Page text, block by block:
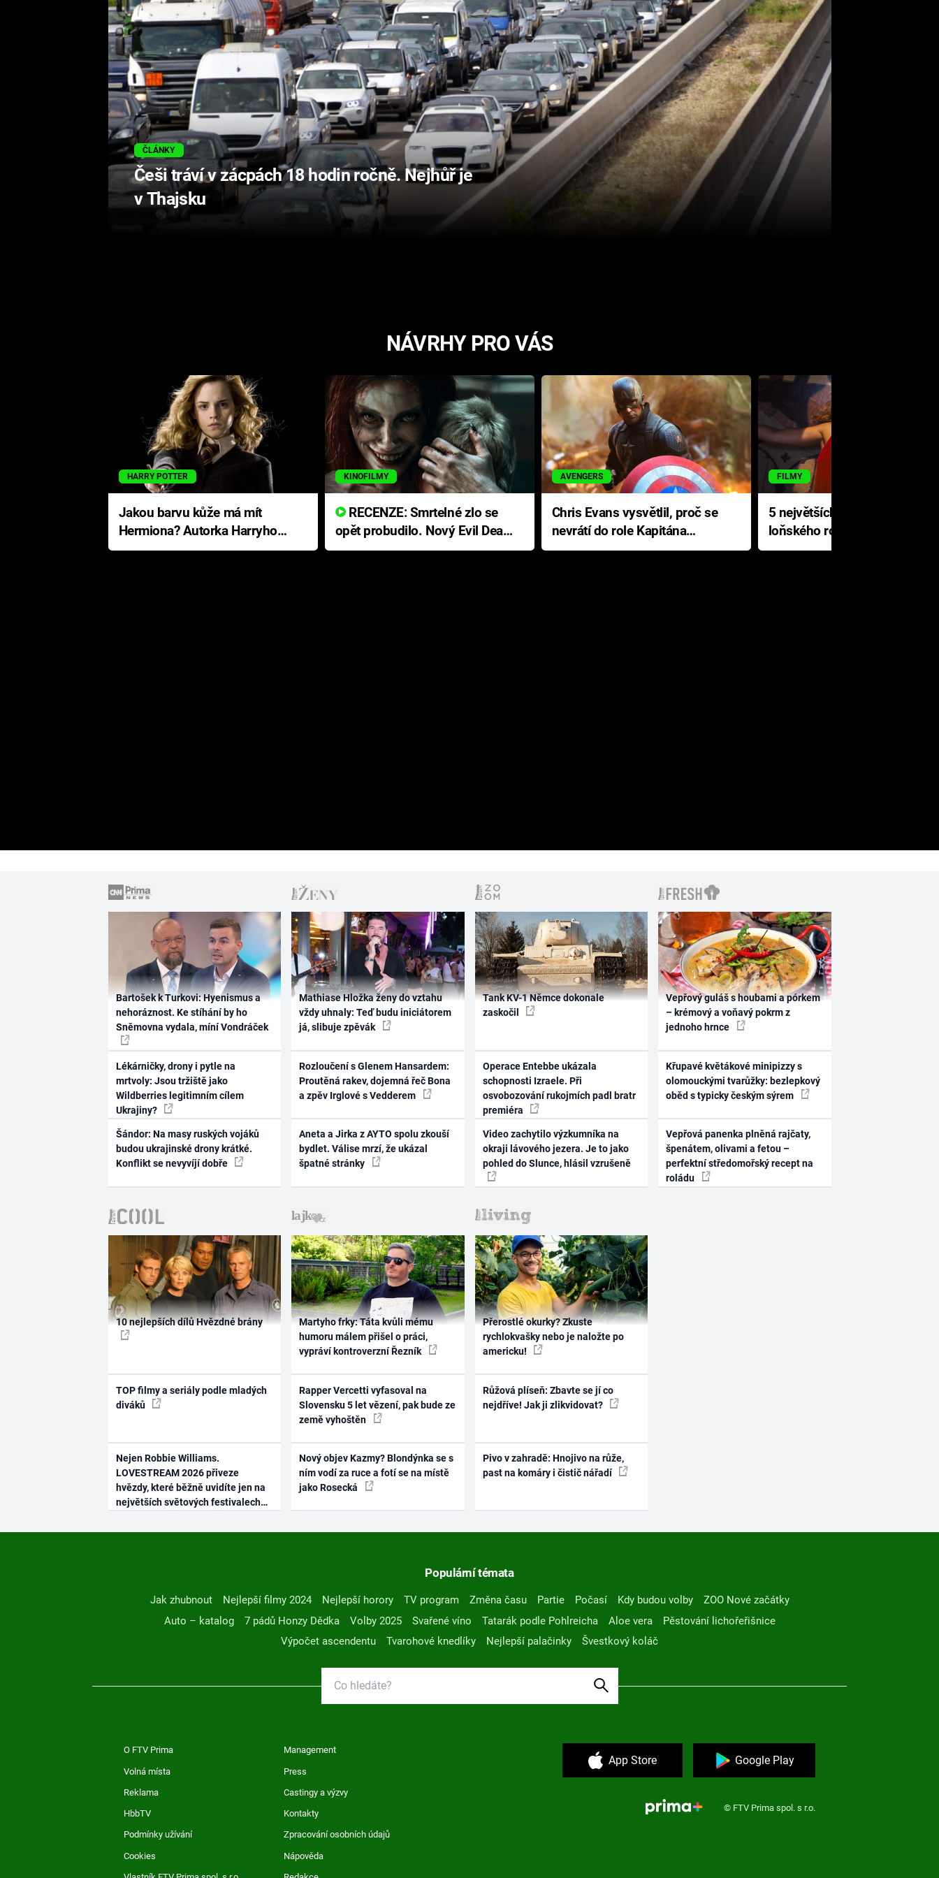
ČLÁNKY
Češi tráví v zácpách 18 hodin ročně. Nejhůř je
v Thajsku
NÁVRHY PRO VÁS
HARRY POTTER
Jakou barvu kůže má mít
Hermiona? Autorka Harryho
Pottera přišla s ráznou
KINOFILMY
RECENZE: Smrtelné zlo se
opět probudilo. Nový Evil Dead
přichází s neodolatelnou
AVENGERS
Chris Evans vysvětlil, proč se
nevrátí do role Kapitána
Ameriky
FILMY
5 největších propadáků
loňského roku: Disney na
jediné katastrofě prodělal 200
Bartošek k Turkovi: Hyenismus a
nehoráznost. Ke stíhání by ho
Sněmovna vydala, míní Vondráček
Lékárničky, drony i pytle na
mrtvoly: Jsou tržiště jako
Wildberries legitimním cílem
Ukrajiny?
Šándor: Na masy ruských vojáků
budou ukrajinské drony krátké.
Konflikt se nevyvíjí dobře
Mathiase Hložka ženy do vztahu
vždy uhnaly: Teď budu iniciátorem
já, slibuje zpěvák
Rozloučení s Glenem Hansardem:
Proutěná rakev, dojemná řeč Bona
a zpěv Irglové s Vedderem
Aneta a Jirka z AYTO spolu zkouší
bydlet. Válise mrzí, že ukázal
špatné stránky
Tank KV-1 Němce dokonale
zaskočil
Operace Entebbe ukázala
schopnosti Izraele. Při
osvobozování rukojmích padl bratr
premiéra
Video zachytilo výzkumníka na
okraji lávového jezera. Je to jako
pohled do Slunce, hlásil vzrušeně
Vepřový guláš s houbami a pórkem
– krémový a voňavý pokrm z
jednoho hrnce
Křupavé květákové minipizzy s
olomouckými tvarůžky: bezlepkový
oběd s typicky českým sýrem
Vepřová panenka plněná rajčaty,
špenátem, olivami a fetou –
perfektní středomořský recept na
roládu
10 nejlepších dílů Hvězdné brány
TOP filmy a seriály podle mladých
diváků
Nejen Robbie Williams.
LOVESTREAM 2026 přiveze
hvězdy, které běžně uvidíte jen na
největších světových festivalech
Martyho frky: Táta kvůli mému
humoru málem přišel o práci,
vypráví kontroverzní Řezník
Rapper Vercetti vyfasoval na
Slovensku 5 let vězení, pak bude ze
země vyhoštěn
Nový objev Kazmy? Blondýnka se s
ním vodí za ruce a fotí se na místě
jako Rosecká
Přerostlé okurky? Zkuste
rychlokvašky nebo je naložte po
americku!
Růžová plíseň: Zbavte se jí co
nejdříve! Jak ji zlikvidovat?
Pivo v zahradě: Hnojivo na růže,
past na komáry i čistič nářadí
Populární témata
Jak zhubnout Nejlepší filmy 2024 Nejlepší horory TV program Změna času Partie Počasí Kdy budou volby
ZOO Nové začátky
Auto – katalog
7 pádů Honzy Dědka Volby 2025 Svařené víno Tatarák podle Pohlreicha Aloe vera
Pěstování lichořeřišnice
Výpočet ascendentu
Tvarohové knedlíky Nejlepší palačinky Švestkový koláč
O FTV Prima Management
Volná místa Press
Reklama Castingy a výzvy
HbbTV Kontakty
Podmínky užívání Zpracování osobních údajů
Cookies Nápověda
App Store Google Play
© FTV Prima spol. s r.o.